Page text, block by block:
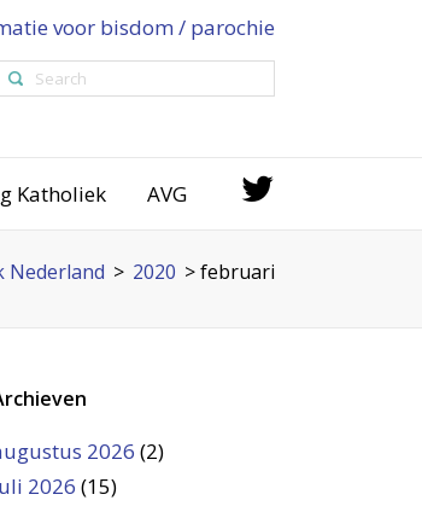
voor bisdom / parochie
Katholiek AVG
Nederland > 2020 >februari
2026 (2)
2026 (15)